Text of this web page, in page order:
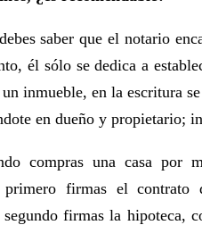
saber que el notario
él sólo se dedica a
inmueble, en la escritura
en dueño y propietario;
compras una casa por
firmas el contrato
firmas la hipoteca,